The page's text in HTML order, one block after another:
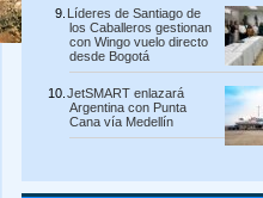
Líderes de Santiago de
los Caballeros gestionan
con Wingo vuelo directo
desde Bogotá
JetSMART enlazará
Argentina con Punta
Cana vía Medellín